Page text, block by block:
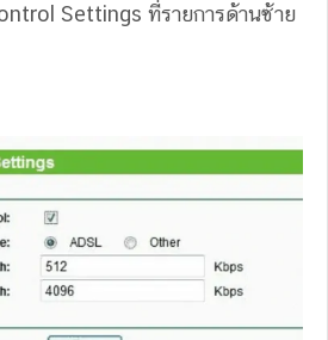
Settings ที่รายการด้านซ้าย